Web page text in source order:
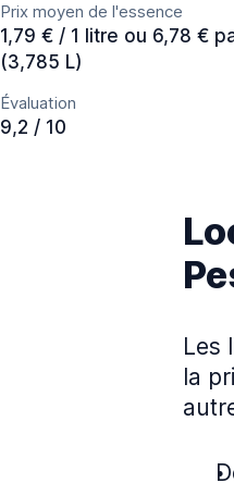
Prix moyen de l'essence
1,79 € / 1 litre ou 6,78 €
(3,785 L)
Évaluation
9,2 / 10
Les
la